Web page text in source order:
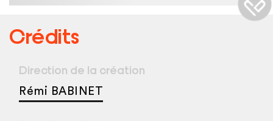
Crédits
Direction de la création
Rémi BABINET